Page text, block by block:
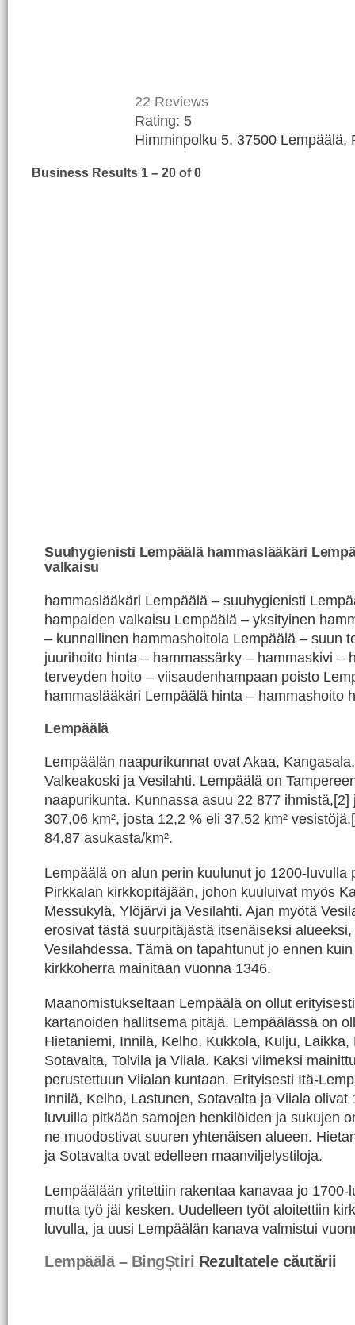
22 Reviews
Rating: 5
Himminpolku 5, 37500 Lempäälä,
Business Results 1 – 20 of 0
Suuhygienisti Lempäälä hammaslääkäri
valkaisu
hammaslääkäri Lempäälä – suuhygienisti
hampaiden valkaisu Lempäälä – yksityinen
– kunnallinen hammashoitola Lempäälä – suun
juurihoito hinta – hammassärky – hammaskivi –
terveyden hoito – viisaudenhampaan poisto
hammaslääkäri Lempäälä hinta – hammashoito
Lempäälä
Lempäälän naapurikunnat ovat Akaa,
Valkeakoski ja Vesilahti. Lempäälä on
naapurikunta. Kunnassa asuu 22 877
307,06 km², josta 12,2 % eli 37,52 km²
84,87 asukasta/km².
Lempäälä on alun perin kuulunut jo 1200-luvulla
Pirkkalan kirkkopitäjään, johon kuuluivat myös
Messukylä, Ylöjärvi ja Vesilahti. Ajan myötä
erosivat tästä suurpitäjästä itsenäiseksi
Vesilahdessa. Tämä on tapahtunut jo ennen
kirkkoherra mainitaan vuonna 1346.
Maanomistukseltaan Lempäälä on ollut
kartanoiden hallitsema pitäjä. Lempäälässä on
Hietaniemi, Innilä, Kelho, Kukkola, Kulju, Laikka,
Sotavalta, Tolvila ja Viiala. Kaksi viimeksi
perustettuun Viialan kuntaan. Erityisesti Itä-
Innilä, Kelho, Lastunen, Sotavalta ja Viiala olivat
luvuilla pitkään samojen henkilöiden ja sukujen
ne muodostivat suuren yhtenäisen alueen.
ja Sotavalta ovat edelleen maanviljelystiloja.
Lempäälään yritettiin rakentaa kanavaa jo 1700-
mutta työ jäi kesken. Uudelleen työt aloitettiin
luvulla, ja uusi Lempäälän kanava valmistui
Lempäälä – BingȘtiri Rezultatele căutării